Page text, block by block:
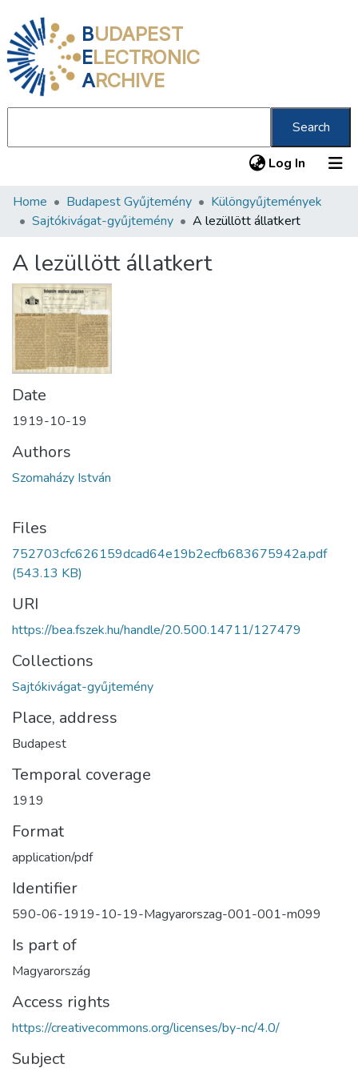
BUDAPEST
ELECTRONIC
ARCHIVE
Search
Log In (current)
Communities & Collections
Statistics
About us
Home Budapest Gyűjtemény
Különgyűjtemények
Sajtókivágat-gyűjtemény
A lezüllött állatkert
A lezüllött állatkert
Date
1919-10-19
Authors
Szomaházy István
Files
752703cfc626159dcad64e19b2ecfb683675942a.pdf
(543.13 KB)
URI
https://bea.fszek.hu/handle/20.500.14711/127479
Collections
Sajtókivágat-gyűjtemény
Place, address
Budapest
Temporal coverage
1919
Format
application/pdf
Identifier
590-06-1919-10-19-Magyarorszag-001-001-m099
Is part of
Magyarország
Access rights
https://creativecommons.org/licenses/by-nc/4.0/
Subject